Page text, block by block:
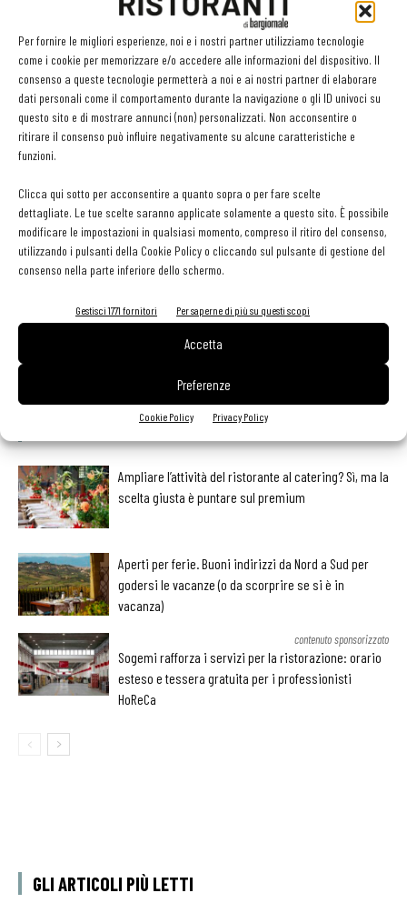
Per fornire le migliori esperienze, noi e i nostri partner utilizziamo tecnologie
come i cookie per memorizzare e/o accedere alle informazioni del dispositivo. Il
consenso a queste tecnologie permetterà a noi e ai nostri partner di elaborare
dati personali come il comportamento durante la navigazione o gli ID univoci su
questo sito e di mostrare annunci (non) personalizzati. Non acconsentire o
ritirare il consenso può influire negativamente su alcune caratteristiche e
funzioni.
Clicca qui sotto per acconsentire a quanto sopra o per fare scelte
dettagliate. Le tue scelte saranno applicate solamente a questo sito. È possibile
modificare le impostazioni in qualsiasi momento, compreso il ritiro del consenso,
utilizzando i pulsanti della Cookie Policy o cliccando sul pulsante di gestione del
consenso nella parte inferiore dello schermo.
Gestisci 1771 fornitori Per saperne di più su questi scopi
Accetta
Preferenze
Cookie Policy Privacy Policy
gusto fruttato e agrumato dato dall’impiego di spezie, come il
coriandolo e la buccia d’arancia, mentre inSybarisa risaltare sono
i profumi agrumati e i sentori esotici del miele di arancio
proveniente da Sibari, sul Mar Ionio. Per finire conOltre, una doppio
malto dove il ricco sapore dei malti europei culmina in un finale
moderatamente dolce, e
TAG birra artigianale
Twitter
Ampliare l’attività del ristorante al catering? Sì, ma la
scelta giusta è puntare sul premium
Aperti per ferie. Buoni indirizzi da Nord a Sud per
godersi le vacanze (o da scorprire se si è in
vacanza)
contenuto sponsorizzato
Sogemi rafforza i servizi per la ristorazione: orario
esteso e tessera gratuita per i professionisti
HoReCa
GLI ARTICOLI PIÙ LETTI